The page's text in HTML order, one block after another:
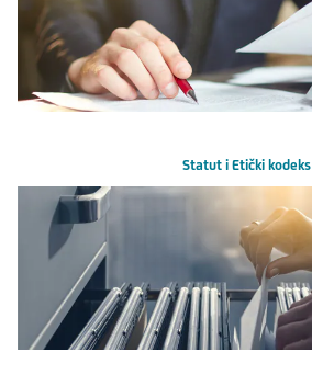
Statut i Etički kodeks